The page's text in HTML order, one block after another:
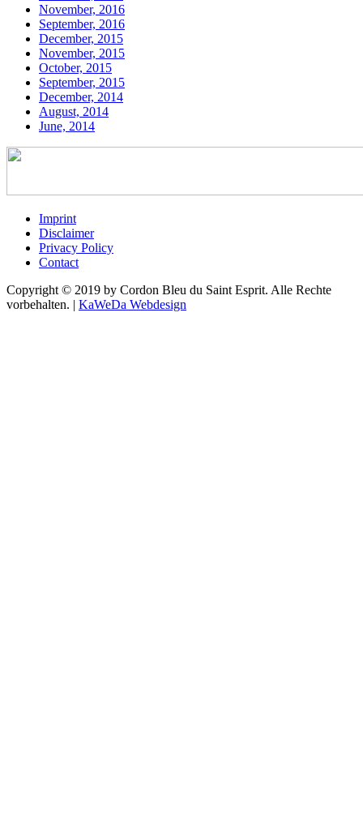
November, 2016
September, 2016
December, 2015
November, 2015
October, 2015
September, 2015
December, 2014
August, 2014
June, 2014
Imprint
Disclaimer
Privacy Policy
Contact
Copyright © 2019 by Cordon Bleu du Saint Esprit. Alle Rechte
vorbehalten. | KaWeDa Webdesign